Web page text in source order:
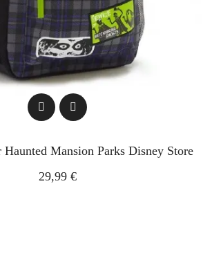
Mansion Parks Disney Store
29,99 €